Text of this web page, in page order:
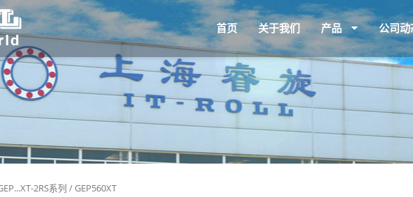
首页 关于我们 产品 公司动
2RS系列 / GEP560XT